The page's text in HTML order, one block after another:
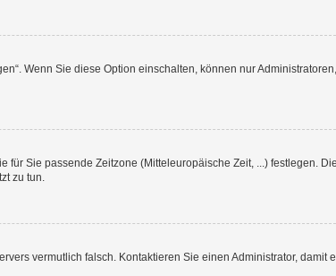
Wenn Sie diese Option einschalten, können nur Administratoren,
Sie passende Zeitzone (Mitteleuropäische Zeit, ...) festlegen.
zu tun.
vermutlich falsch. Kontaktieren Sie einen Administrator, damit